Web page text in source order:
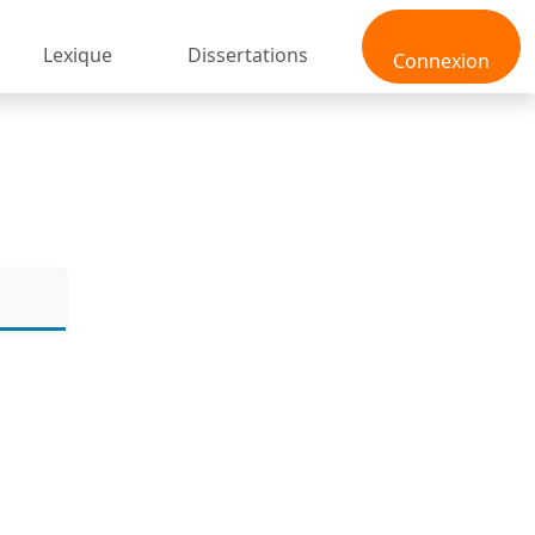
Connexion
Lexique Dissertations